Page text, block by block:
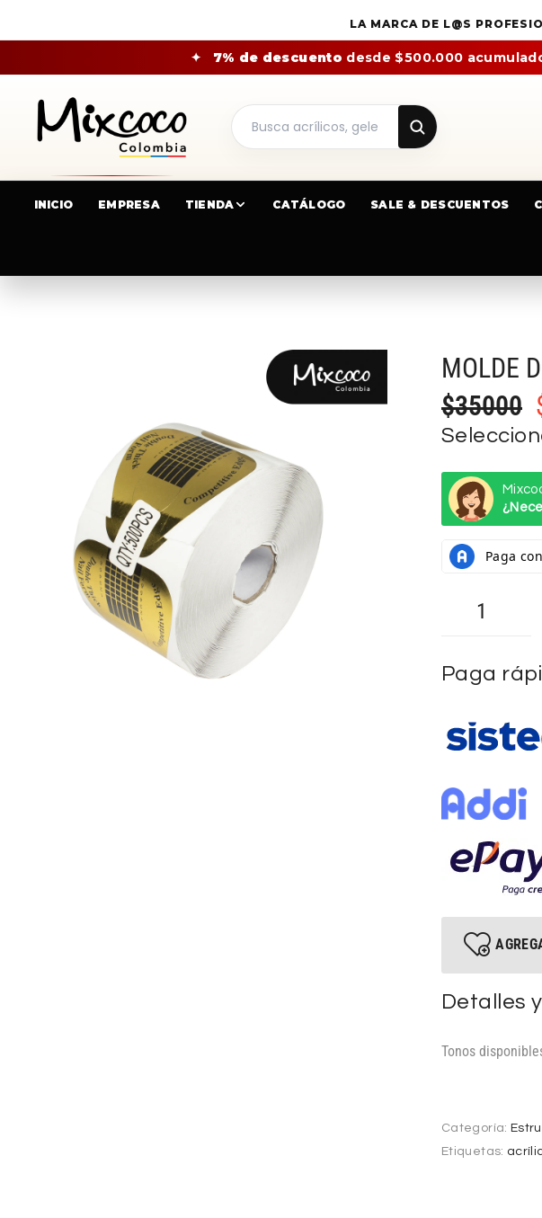
LA MARCA DE L@S
✦ 7% de descuento desde $500.000
INICIO EMPRESA TIENDA CATÁLOGO SALE & DESCUENTOS
MOLDE
$35000
Paga
Detalles
Tonos
Categoría:
Etiquetas: